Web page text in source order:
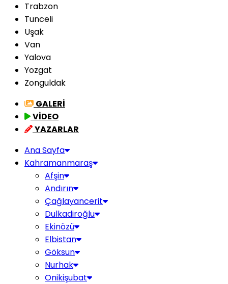
Trabzon
Tunceli
Uşak
Van
Yalova
Yozgat
Zonguldak
GALERİ
VİDEO
YAZARLAR
Ana Sayfa
Kahramanmaraş
Afşin
Andırın
Çağlayancerit
Dulkadiroğlu
Ekinözü
Elbistan
Göksun
Nurhak
Onikişubat